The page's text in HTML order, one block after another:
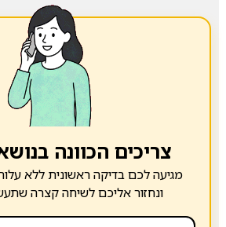
צריכים הכוונה
מגיעה לכם בדיקה ראשונית ללא
ונחזור אליכם לשיחה קצרה